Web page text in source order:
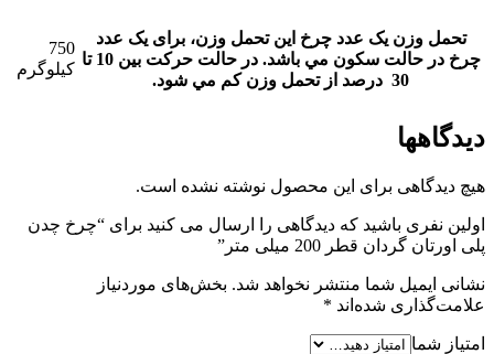
تحمل وزن یک عدد چرخ این تحمل وزن، برای يک عدد
چرخ در حالت سکون مي باشد. در حالت حرکت بين 10 تا
30 درصد از تحمل وزن کم مي شود.
750
کیلوگرم
دیدگاهها
هیچ دیدگاهی برای این محصول نوشته نشده است.
اولین نفری باشید که دیدگاهی را ارسال می کنید برای “چرخ چدن
پلی اورتان گردان قطر 200 میلی متر”
نشانی ایمیل شما منتشر نخواهد شد. بخش‌های موردنیاز
علامت‌گذاری شده‌اند *
امتیاز شما